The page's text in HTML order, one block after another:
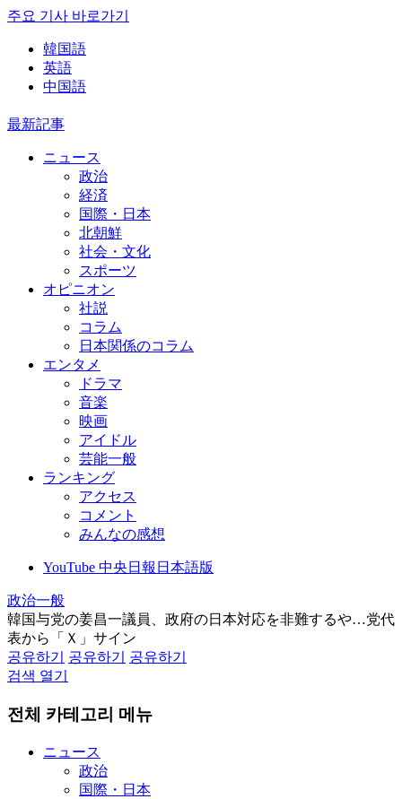
주요 기사 바로가기
韓国語
英語
中国語
最新記事
ニュース
政治
経済
国際・日本
北朝鮮
社会・文化
スポーツ
オピニオン
社説
コラム
日本関係のコラム
エンタメ
ドラマ
音楽
映画
アイドル
芸能一般
ランキング
アクセス
コメント
みんなの感想
YouTube 中央日報日本語版
政治一般
韓国与党の姜昌一議員、政府の日本対応を非難するや…党代
表から「Ｘ」サイン
공유하기
공유하기
공유하기
검색 열기
전체 카테고리 메뉴
ニュース
政治
国際・日本